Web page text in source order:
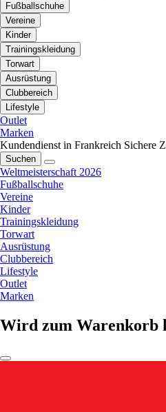
Fußballschuhe
Vereine
Kinder
Trainingskleidung
Torwart
Ausrüstung
Clubbereich
Lifestyle
Outlet
Marken
Kundendienst in Frankreich Sichere
Suchen
Weltmeisterschaft 2026
Fußballschuhe
Vereine
Kinder
Trainingskleidung
Torwart
Ausrüstung
Clubbereich
Lifestyle
Outlet
Marken
Wird zum Warenkorb